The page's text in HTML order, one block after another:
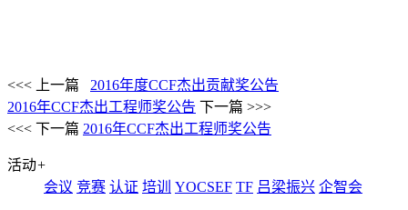
<<< 上一篇
2016年度CCF杰出贡献奖公告
2016年CCF杰出工程师奖公告 下一篇 >>>
<<< 下一篇 2016年CCF杰出工程师奖公告
活动+
会议 竞赛 认证 培训 YOCSEF TF 吕梁振兴 企智会